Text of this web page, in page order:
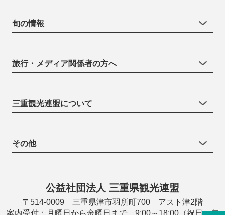
旬の情報
旅行・メディア関係者の方へ
三重観光連盟について
その他
公益社団法人 三重県観光連盟
〒514-0009 三重県津市羽所町700 アスト津2階
案内受付：月曜日から金曜日まで 9:00～18:00（祝日・年